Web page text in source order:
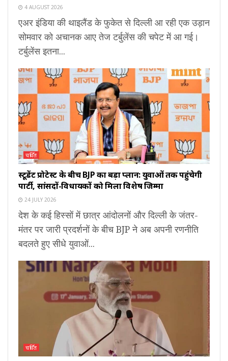
4 AUGUST 2026
एअर इंडिया की थाइलैंड के फुकेत से दिल्ली आ रही एक उड़ान
सोमवार को अचानक आए तेज टर्बुलेंस की चपेट में आ गई।
टर्बुलेंस इतना...
चर्चित
स्टूडेंट प्रोटेस्ट के बीच BJP का बड़ा प्लान: युवाओं तक पहुंचेगी
पार्टी, सांसदों-विधायकों को मिला विशेष जिम्मा
24 JULY 2026
देश के कई हिस्सों में छात्र आंदोलनों और दिल्ली के जंतर-
मंतर पर जारी प्रदर्शनों के बीच BJP ने अब अपनी रणनीति
बदलते हुए सीधे युवाओं...
चर्चित